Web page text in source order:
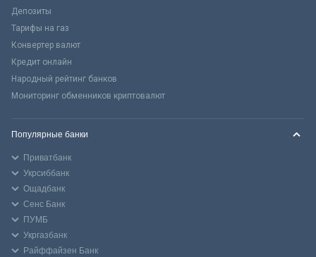
Депозиты
Тарифы на газ
Конвертер валют
Кредит онлайн
Народный рейтинг банков
Мониторинг обменников криптовалют
Популярные банки
Приватбанк
Укрсиббанк
Ощадбанк
Сенс Банк
ПУМБ
Укргазбанк
Райффайзен Банк